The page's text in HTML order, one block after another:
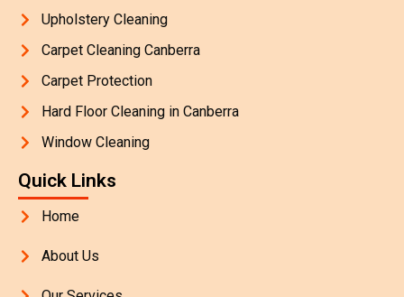
Upholstery Cleaning
Carpet Cleaning Canberra
Carpet Protection
Hard Floor Cleaning in Canberra
Window Cleaning
Quick Links
Home
About Us